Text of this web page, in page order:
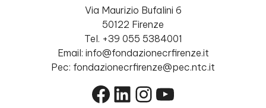
Via Maurizio Bufalini 6
50122 Firenze
Tel. +39 055 5384001
Email: info@fondazionecrfirenze.it
Pec: fondazionecrfirenze@pec.ntc.it
Facebook
LinkedIn
Instagram
YouTube